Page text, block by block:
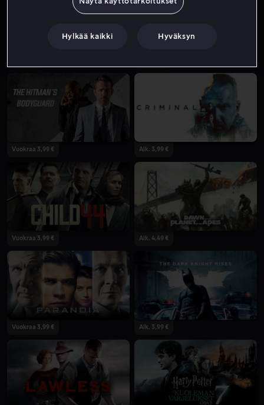
Vuokraa 3,99 € Alk. 3,99 €
Vuokraa 3,99 € Alk. 4,49 €
Vuokraa 3,99 € Alk. 3,99 €
Hylkää kaikki Hyväksyn